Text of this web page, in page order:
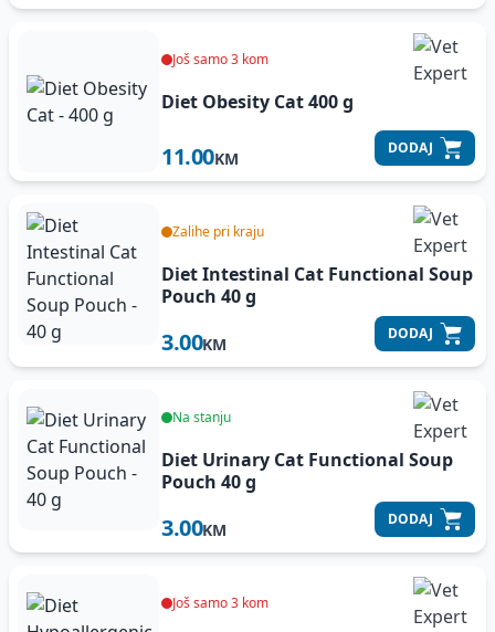
Još samo 3 kom
Diet Obesity Cat400 g
11.00KM
DODAJ
Zalihe pri kraju
Diet Intestinal Cat Functional Soup
Pouch 40 g
3.00KM
DODAJ
Na stanju
Diet Urinary Cat Functional Soup
Pouch 40 g
3.00KM
DODAJ
Još samo 3 kom